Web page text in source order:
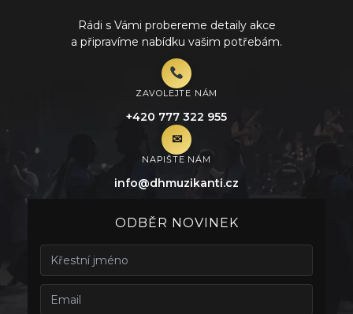
Rádi s Vámi probereme detaily akce
a připravíme nabídku vašim potřebám.
ZAVOLEJTE NÁM
+420 777 322 955
✉︎
NAPIŠTE NÁM
info@dhmuzikanti.cz
ODBĚR NOVINEK